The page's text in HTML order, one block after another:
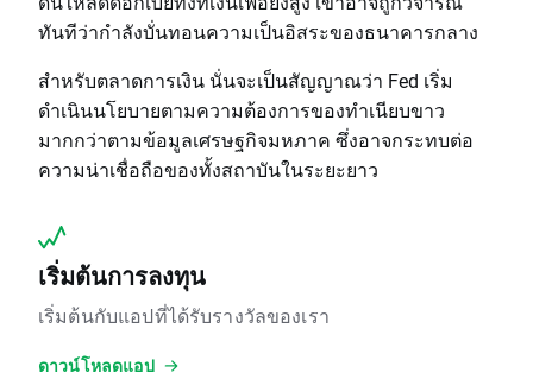
ทันทีว่ากำลังบั่นทอนความเป็นอิสระของธนาคารกลาง
สำหรับตลาดการเงิน นั่นจะเป็นสัญญาณว่า Fed เริ่ม
ดำเนินนโยบายตามความต้องการของทำเนียบขาว
มากกว่าตามข้อมูลเศรษฐกิจมหภาค ซึ่งอาจกระทบต่อ
ความน่าเชื่อถือของทั้งสถาบันในระยะยาว
เริ่มต้นการลงทุน
เริ่มต้นกับแอปที่ได้รับรางวัลของเรา
ดาวน์โหลดแอป